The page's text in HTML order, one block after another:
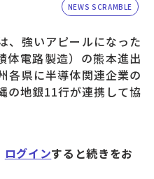
NEWS SCRAMBLE
、強いアピールになった
体電路製造）の熊本進出
各県に半導体関連企業の
の地銀11行が連携して協
ログインすると続きをお